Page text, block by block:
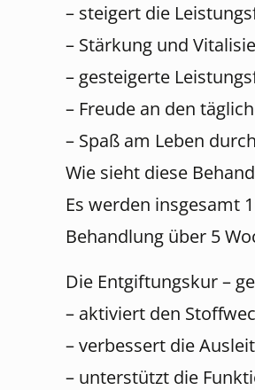
– steigert die
– Stärkung und
– gesteigerte
– Freude an den
– Spaß am Leben
Wie sieht diese
Es werden insgesamt
Behandlung über 5
Die Entgiftungskur –
– aktiviert den
– verbessert die
– unterstützt die